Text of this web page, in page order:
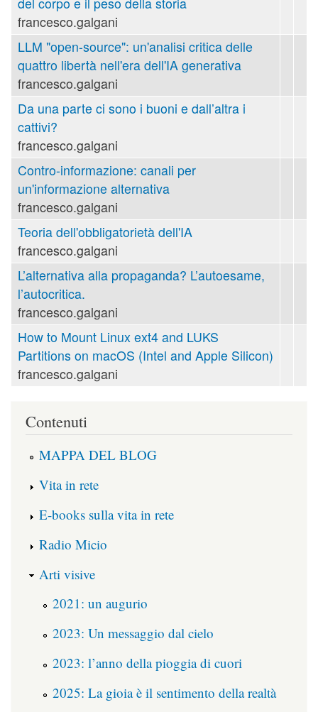
francesco.galgani
LLM "open-source": un'analisi critica delle
quattro libertà nell'era dell'IA generativa
francesco.galgani
Da una parte ci sono i buoni e dall’altra i
cattivi?
francesco.galgani
Contro-informazione: canali per
un'informazione alternativa
francesco.galgani
Teoria dell'obbligatorietà dell'IA
francesco.galgani
L’alternativa alla propaganda? L’autoesame,
l’autocritica.
francesco.galgani
How to Mount Linux ext4 and LUKS
Partitions on macOS (Intel and Apple Silicon)
francesco.galgani
Contenuti
MAPPA DEL BLOG
Vita in rete
E-books sulla vita in rete
Radio Micio
Arti visive
2021: un augurio
2023: Un messaggio dal cielo
2023: l’anno della pioggia di cuori
2025: La gioia è il sentimento della realtà